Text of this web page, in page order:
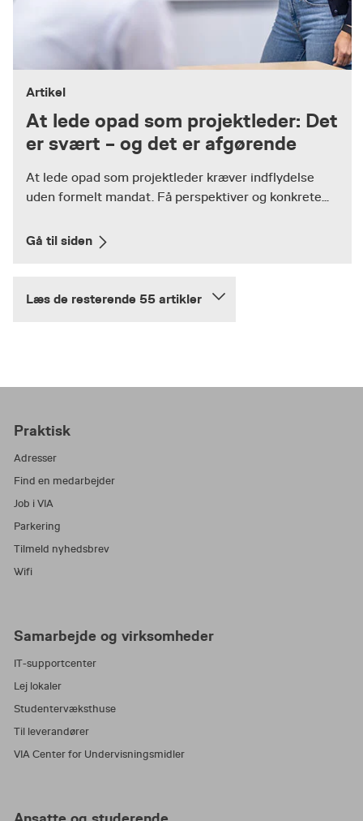
Artikel
At lede opad som projektleder: Det
er svært – og det er afgørende
At lede opad som projektleder kræver indflydelse
uden formelt mandat. Få perspektiver og konkrete...
Gå til siden
Læs de resterende 55 artikler
Praktisk
Adresser
Find en medarbejder
Job i VIA
Parkering
Tilmeld nyhedsbrev
Wifi
Samarbejde og virksomheder
IT-supportcenter
Lej lokaler
Studentervæksthuse
Til leverandører
VIA Center for Undervisningsmidler